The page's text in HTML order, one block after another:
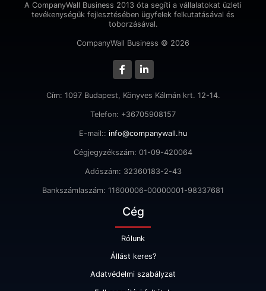
A CompanyWall Business 2013 óta segíti a vállalatokat üzleti
tevékenységük fejlesztésében ügyfelek felkutatásával és
toborzásával.
CompanyWall Business © 2026
Cím: 1097 Budapest, Könyves Kálmán krt. 12-14.
Telefon: +36705908157
E-mail:: info@companywall.hu
Cégjegyzékszám: 01-09-420064
Adószám: 32360183-2-43
Bankszámlaszám: 11600006-00000001-98337681
Cég
Rólunk
Állást keres?
Adatvédelmi szabályzat